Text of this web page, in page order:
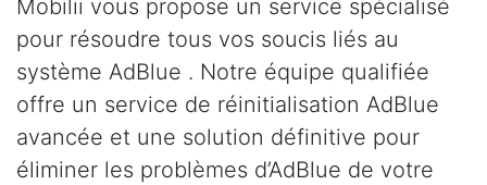
Mobilii vous propose un service spécialisé
pour résoudre tous vos soucis liés au
système AdBlue . Notre équipe qualifiée
offre un service de réinitialisation AdBlue
avancée et une solution définitive pour
éliminer les problèmes d’AdBlue de votre